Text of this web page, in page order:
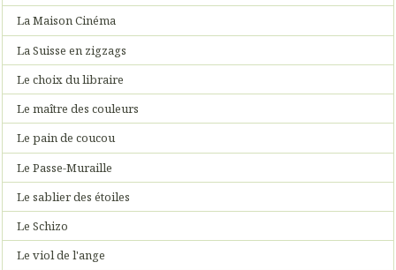
La Maison Cinéma
La Suisse en zigzags
Le choix du libraire
Le maître des couleurs
Le pain de coucou
Le Passe-Muraille
Le sablier des étoiles
Le Schizo
Le viol de l'ange